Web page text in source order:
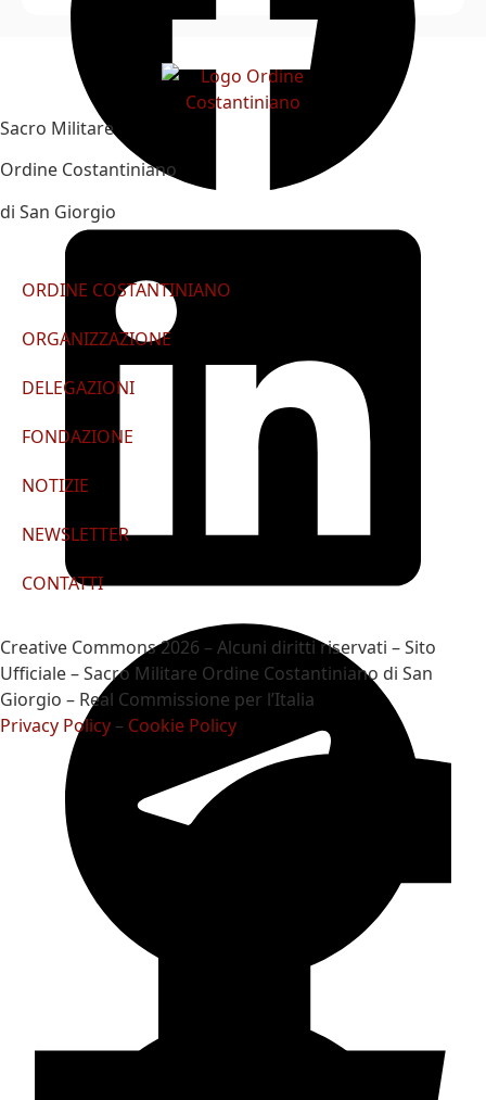
Sacro Militare
Ordine Costantiniano
di San Giorgio
ORDINE COSTANTINIANO
ORGANIZZAZIONE
DELEGAZIONI
FONDAZIONE
NOTIZIE
NEWSLETTER
CONTATTI
Creative Commons 2026 – Alcuni diritti riservati – Sito
Ufficiale – Sacro Militare Ordine Costantiniano di San
Giorgio – Real Commissione per l’Italia
Privacy Policy – Cookie Policy